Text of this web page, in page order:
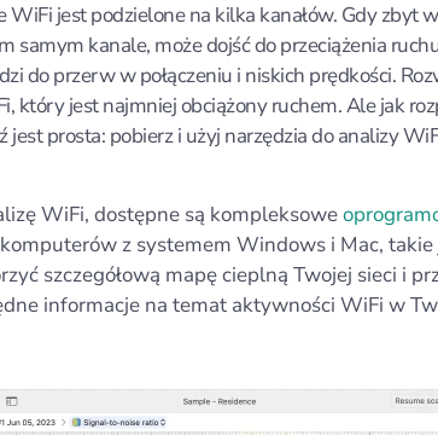
WiFi jest podzielone na kilka kanałów. Gdy zbyt
samym kanale, może dojść do przeciążenia
do przerw w połączeniu i niskich prędkości.
który jest najmniej obciążony ruchem. Ale jak
jest prosta: pobierz i użyj narzędzia do analizy
WiFi, dostępne są kompleksowe
z systemem Windows i Mac, takie
szczegółową mapę cieplną Twojej sieci i
informacje na temat aktywności WiFi w